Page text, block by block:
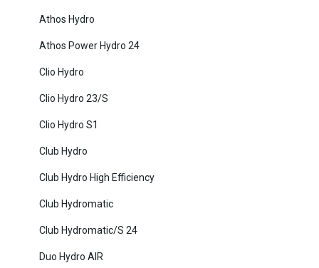
Athos Hydro
Athos Power Hydro 24
Clio Hydro
Clio Hydro 23/S
Clio Hydro S1
Club Hydro
Club Hydro High Efficiency
Club Hydromatic
Club Hydromatic/S 24
Duo Hydro AIR